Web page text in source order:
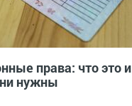
права: что это и
нужны